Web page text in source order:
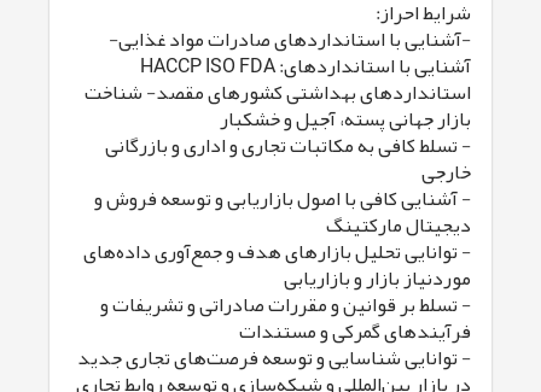
شرایط احراز:
-آشنایی با استانداردهای صادرات مواد غذایی-
آشنایی با استانداردهای: HACCP ISO FDA
استانداردهای بهداشتی کشورهای مقصد- شناخت
بازار جهانی پسته، آجیل و خشکبار
- تسلط کافی به مکاتبات تجاری و اداری و بازرگانی
خارجی
- آشنایی کافی با اصول بازاریابی و توسعه فروش و
دیجیتال مارکتینگ
- توانایی تحلیل بازارهای هدف و جمع‌آوری داده‌های
موردنیاز بازار و بازاریابی
- تسلط بر قوانین و مقررات صادراتی و تشریفات و
فرآیندهای گمرکی و مستندات
- توانایی شناسایی و توسعه فرصت‌های تجاری جدید